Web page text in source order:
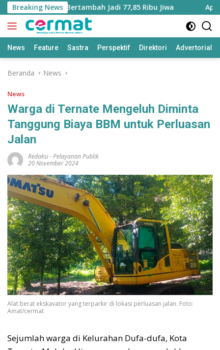
Langsung
ke
konten
Breaking News
Utara Bertambah Jadi 77,85 Ribu Jiwa
News Feature Sastra Perspektif Direktori Advertorial
Beranda News
News
Warga di Ternate Mengeluh Diminta
Tanggung Biaya BBM untuk Perluasan
Jalan
Redaksi-Pelayanan Publik
20 November 2024
Alat berat ekskavator yang terparkir di lokasi perluasan jalan. Foto:
Amat/cermat
Sejumlah warga di Kelurahan Dufa-dufa, Kota